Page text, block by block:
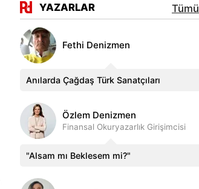
YAZARLAR Tümü
Fethi Denizmen
Anılarda Çağdaş Türk Sanatçıları
Özlem Denizmen
Finansal Okuryazarlık Girişimcisi
"Alsam mı Beklesem mi?"